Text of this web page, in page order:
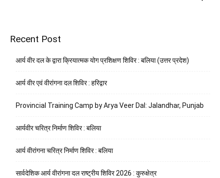
Recent Post
आर्य वीर दल के द्वारा क्रियात्मक योग प्रशिक्षण शिविर : बलिया (उत्तर प्रदेश)
आर्य वीर एवं वीरांगना दल शिविर : हरिद्वार
Provincial Training Camp by Arya Veer Dal: Jalandhar, Punjab
आर्यवीर चरित्र निर्माण शिविर : बलिया
आर्य वीरांगना चरित्र निर्माण शिविर : बलिया
सार्वदेशिक आर्य वीरांगना दल राष्ट्रीय शिविर 2026 : कुरुक्षेत्र